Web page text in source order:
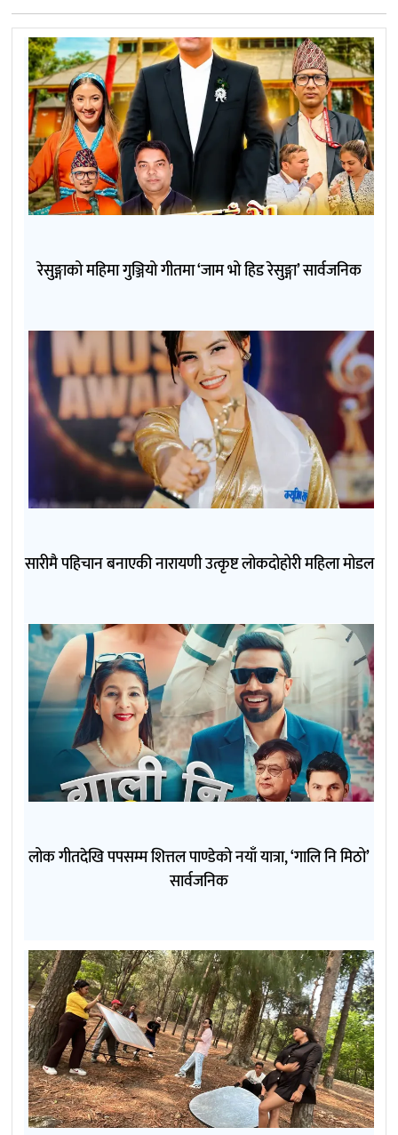
रेसुङ्गाको महिमा गुञ्जियो गीतमा ‘जाम भो हिड रेसुङ्गा’ सार्वजनिक
सारीमै पहिचान बनाएकी नारायणी उत्कृष्ट लोकदोहोरी महिला मोडल
लोक गीतदेखि पपसम्म शित्तल पाण्डेको नयाँ यात्रा, ‘गालि नि मिठो’
सार्वजनिक